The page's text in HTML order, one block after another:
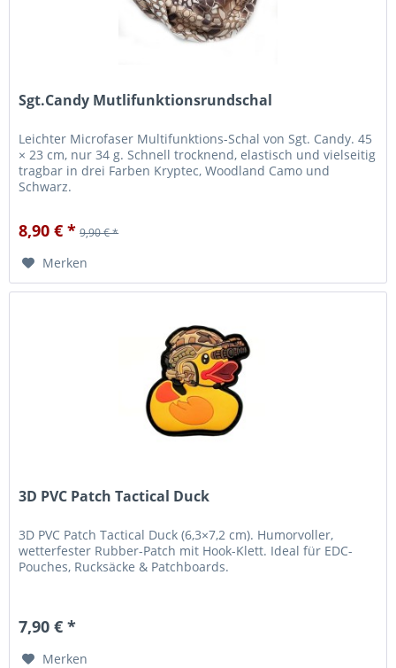
Sgt.Candy Mutlifunktionsrundschal
Leichter Microfaser Multifunktions-Schal von Sgt. Candy. 45
× 23 cm, nur 34 g. Schnell trocknend, elastisch und vielseitig
tragbar in drei Farben Kryptec, Woodland Camo und
Schwarz.
8,90 € * 9,90 € *
Merken
3D PVC Patch Tactical Duck
3D PVC Patch Tactical Duck (6,3×7,2 cm). Humorvoller,
wetterfester Rubber-Patch mit Hook-Klett. Ideal für EDC-
Pouches, Rucksäcke & Patchboards.
7,90 € *
Merken